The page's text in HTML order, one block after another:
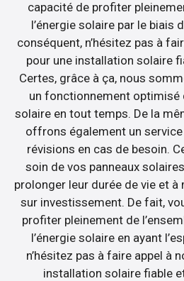
capacité de profiter
l’énergie solaire par le biais
conséquent, n’hésitez pas à
pour une installation solaire
Certes, grâce à ça, nous
un fonctionnement optimisé
solaire en tout temps. De la
offrons également un
révisions en cas de besoin.
soin de vos panneaux
prolonger leur durée de vie et
sur investissement. De fait,
profiter pleinement de
l’énergie solaire en ayant
n’hésitez pas à faire appel à
installation solaire fiable